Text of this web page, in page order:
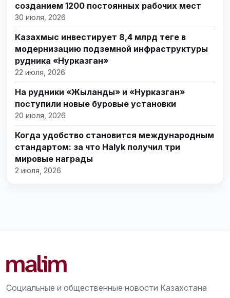
созданием 1200 постоянных рабочих мест
30 июля, 2026
Казахмыс инвестирует 8,4 млрд теңге в
модернизацию подземной инфраструктуры
рудника «Нурказган»
22 июля, 2026
На рудники «Жыланды» и «Нурказган»
поступили новые буровые установки
20 июля, 2026
Когда удобство становится международным
стандартом: за что Halyk получил три
мировые награды
2 июля, 2026
Социальные и общественные новости Казахстана